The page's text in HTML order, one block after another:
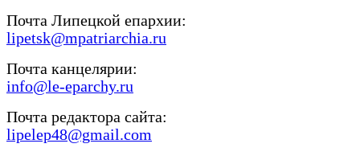
Почта Липецкой епархии:
lipetsk@mpatriarchia.ru
Почта канцелярии:
info@le-eparchy.ru
Почта редактора сайта:
lipelep48@gmail.com